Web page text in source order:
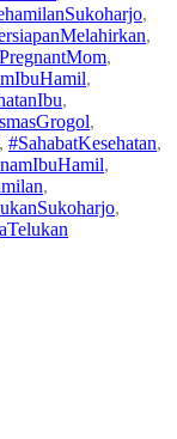
, #SahabatKesehatan